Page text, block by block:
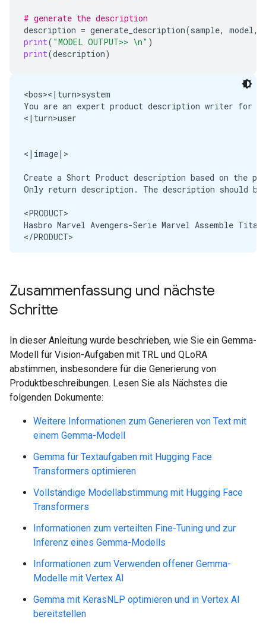
# generate the description
description = generate_description(sample, model,
print( "MODEL OUTPUT>> \n" )
print(description)
<bos><|turn>system
You are an expert product description writer for
<|turn>user
<|image|>
Create a Short Product description based on the
Only return description. The description should
<PRODUCT>
Hasbro Marvel Avengers-Serie Marvel Assemble
</PRODUCT>
</CATEGORY><turn|>
<|turn>model
Zusammenfassung und nächste
Schritte
In dieser Anleitung wurde beschrieben, wie Sie ein Gemma-
Modell für Vision-Aufgaben mit TRL und QLoRA
abstimmen, insbesondere für die Generierung von
Produktbeschreibungen. Lesen Sie als Nächstes die
folgenden Dokumente:
Weitere Informationen zum Generieren von Text mit
einem Gemma-Modell
Gemma für Textaufgaben mit Hugging Face
Transformers optimieren
Vollständige Modellabstimmung mit Hugging Face
Transformers
Informationen zum verteilten Fine-Tuning und zur
Inferenz eines Gemma-Modells
Informationen zum Verwenden offener Gemma-
Modelle mit Vertex AI
Gemma mit KerasNLP optimieren und in Vertex AI
bereitstellen